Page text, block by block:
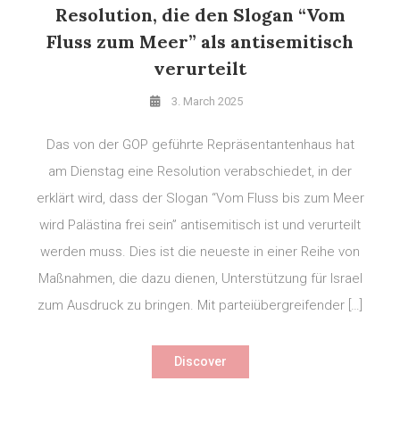
Resolution, die den Slogan “Vom
Fluss zum Meer” als antisemitisch
verurteilt
3. March 2025
Das von der GOP geführte Repräsentantenhaus hat
am Dienstag eine Resolution verabschiedet, in der
erklärt wird, dass der Slogan “Vom Fluss bis zum Meer
wird Palästina frei sein” antisemitisch ist und verurteilt
werden muss. Dies ist die neueste in einer Reihe von
Maßnahmen, die dazu dienen, Unterstützung für Israel
zum Ausdruck zu bringen. Mit parteiübergreifender […]
Discover